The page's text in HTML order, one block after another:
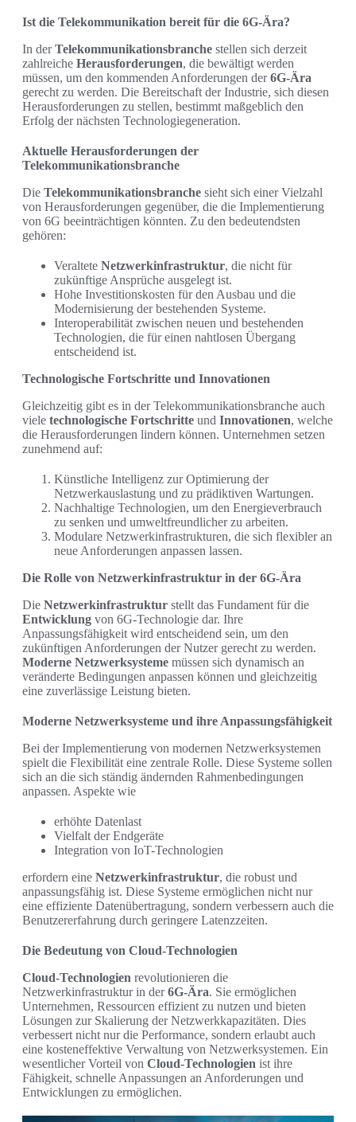
Ist die Telekommunikation bereit für die 6G-Ära?
In derTelekommunikationsbranche stellen sich derzeit
zahlreiche Herausforderungen, die bewältigt werden
müssen, um den kommenden Anforderungen der6G-Ära
gerecht zu werden. Die Bereitschaft der Industrie, sich diesen
Herausforderungen zu stellen, bestimmt maßgeblich den
Erfolg der nächsten Technologiegeneration.
Aktuelle Herausforderungen der
Telekommunikationsbranche
Die Telekommunikationsbranche sieht sich einer Vielzahl
von Herausforderungen gegenüber, die die Implementierung
von 6G beeinträchtigen könnten. Zu den bedeutendsten
gehören:
Veraltete Netzwerkinfrastruktur, die nicht für
zukünftige Ansprüche ausgelegt ist.
Hohe Investitionskosten für den Ausbau und die
Modernisierung der bestehenden Systeme.
Interoperabilität zwischen neuen und bestehenden
Technologien, die für einen nahtlosen Übergang
entscheidend ist.
Technologische Fortschritte und Innovationen
Gleichzeitig gibt es in der Telekommunikationsbranche auch
viele technologische Fortschritte und Innovationen, welche
die Herausforderungen lindern können. Unternehmen setzen
zunehmend auf:
Künstliche Intelligenz zur Optimierung der
Netzwerkauslastung und zu prädiktiven Wartungen.
Nachhaltige Technologien, um den Energieverbrauch
zu senken und umweltfreundlicher zu arbeiten.
Modulare Netzwerkinfrastrukturen, die sich flexibler an
neue Anforderungen anpassen lassen.
Die Rolle von Netzwerkinfrastruktur in der 6G-Ära
Die Netzwerkinfrastruktur stellt das Fundament für die
Entwicklung von 6G-Technologie dar. Ihre
Anpassungsfähigkeit wird entscheidend sein, um den
zukünftigen Anforderungen der Nutzer gerecht zu werden.
Moderne Netzwerksysteme müssen sich dynamisch an
veränderte Bedingungen anpassen können und gleichzeitig
eine zuverlässige Leistung bieten.
Moderne Netzwerksysteme und ihre Anpassungsfähigkeit
Bei der Implementierung von modernen Netzwerksystemen
spielt die Flexibilität eine zentrale Rolle. Diese Systeme sollen
sich an die sich ständig ändernden Rahmenbedingungen
anpassen. Aspekte wie
erhöhte Datenlast
Vielfalt der Endgeräte
Integration von IoT-Technologien
erfordern eine Netzwerkinfrastruktur, die robust und
anpassungsfähig ist. Diese Systeme ermöglichen nicht nur
eine effiziente Datenübertragung, sondern verbessern auch die
Benutzererfahrung durch geringere Latenzzeiten.
Die Bedeutung von Cloud-Technologien
Cloud-Technologien revolutionieren die
Netzwerkinfrastruktur in der6G-Ära. Sie ermöglichen
Unternehmen, Ressourcen effizient zu nutzen und bieten
Lösungen zur Skalierung der Netzwerkkapazitäten. Dies
verbessert nicht nur die Performance, sondern erlaubt auch
eine kosteneffektive Verwaltung von Netzwerksystemen. Ein
wesentlicher Vorteil von Cloud-Technologien ist ihre
Fähigkeit, schnelle Anpassungen an Anforderungen und
Entwicklungen zu ermöglichen.